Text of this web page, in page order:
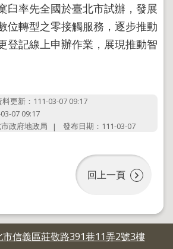
臼率先全國於臺北市試辦，發展
位轉型之零接觸服務，逐步推動
登記線上申辦作業，展現推動智
料更新：111-03-07 09:17
07 09:17
政府地政局
發布日期：111-03-07
回上一頁
市信義區莊敬路391巷11弄2號3樓